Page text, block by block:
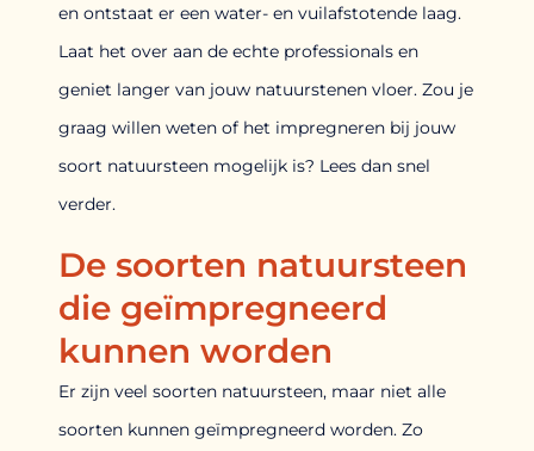
en ontstaat er een water- en vuilafstotende laag.
Laat het over aan de echte professionals en
geniet langer van jouw natuurstenen vloer. Zou je
graag willen weten of het impregneren bij jouw
soort natuursteen mogelijk is? Lees dan snel
verder.
De soorten natuursteen
die geïmpregneerd
kunnen worden
Er zijn veel soorten natuursteen, maar niet alle
soorten kunnen geïmpregneerd worden. Zo